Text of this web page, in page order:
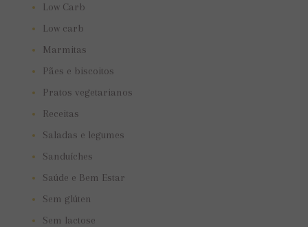
Low Carb
Low carb
Marmitas
Pães e biscoitos
Pratos vegetarianos
Receitas
Saladas e legumes
Sanduíches
Saúde e Bem Estar
Sem glúten
Sem lactose